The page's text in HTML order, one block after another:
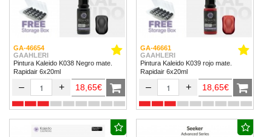
GA-46654
GAAHLERI
Pintura Kaleido K038 Negro mate.
Rapidair 6x20ml
– + 18,65€
GA-46661
GAAHLERI
Pintura Kaleido K039 rojo mate.
Rapidair 6x20ml
– + 18,65€